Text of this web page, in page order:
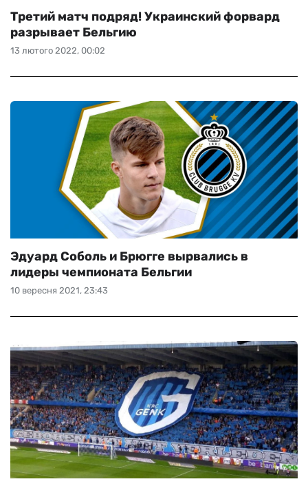
13 лютого 2022, 00:02
Третий матч подряд! Украинский форвард
разрывает Бельгию
10 вересня 2021, 23:43
Эдуард Соболь и Брюгге вырвались в
лидеры чемпионата Бельгии